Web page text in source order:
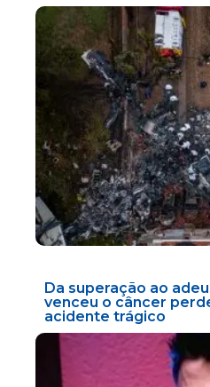
Da superação ao
venceu o câncer
acidente trágico